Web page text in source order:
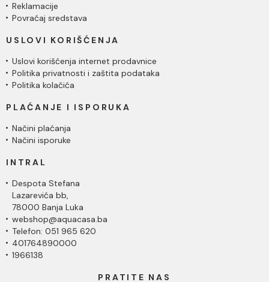
Reklamacije
Povraćaj sredstava
USLOVI KORIŠĆENJA
Uslovi korišćenja internet prodavnice
Politika privatnosti i zaštita podataka
Politika kolačića
PLAĆANJE I ISPORUKA
Načini plaćanja
Načini isporuke
INTRAL
Despota Stefana
Lazarevića bb,
78000 Banja Luka
webshop@aquacasa.ba
Telefon: 051 965 620
401764890000
1966138
PRATITE NAS